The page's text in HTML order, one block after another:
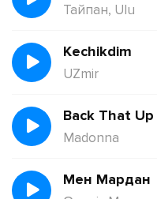
Тайпан, Ulu
Kechikdim
UZmir
Madonna
Мен Мардан